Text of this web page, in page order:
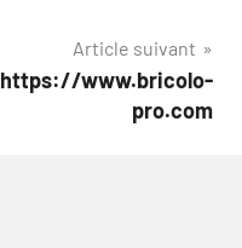
Article suivant
https://www.bricolo-
pro.com